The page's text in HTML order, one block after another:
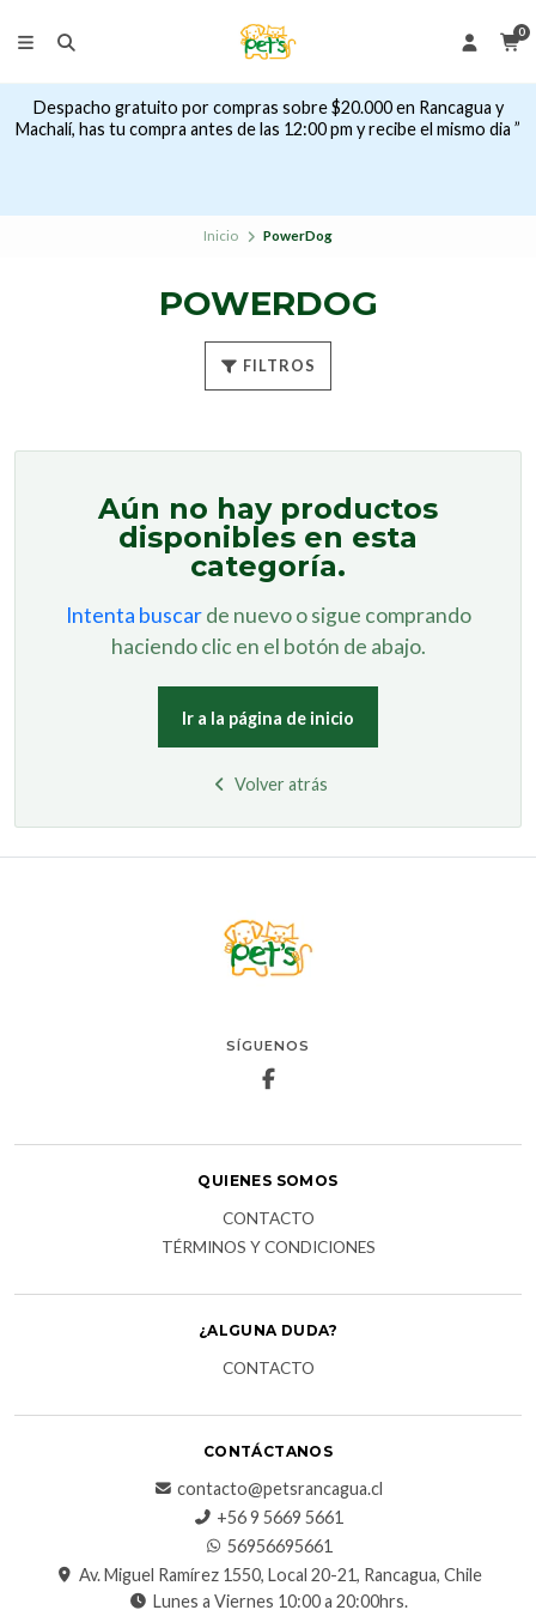
0
Despacho gratuito por compras sobre $20.000 en Rancagua y
Machalí, has tu compra antes de las 12:00 pm y recibe el mismo dia ”
Inicio PowerDog
POWERDOG
FILTROS
Aún no hay productos
disponibles en esta
categoría.
Intenta buscarde nuevo o sigue comprando
haciendo clic en el botón de abajo.
Ir a la página de inicio
Volver atrás
SÍGUENOS
QUIENES SOMOS
CONTACTO
TÉRMINOS Y CONDICIONES
¿ALGUNA DUDA?
CONTACTO
CONTÁCTANOS
contacto@petsrancagua.cl
‪+56 9 5669 5661‬
56956695661‬
Av. Miguel Ramírez 1550, Local 20-21, Rancagua, Chile
Lunes a Viernes 10:00 a 20:00hrs.